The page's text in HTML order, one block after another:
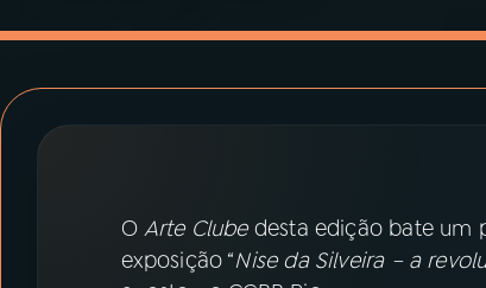
PRÊMIO RÁDIO MEC
O Arte Clubedesta edição bate um
exposição “Nise da Silveira – a